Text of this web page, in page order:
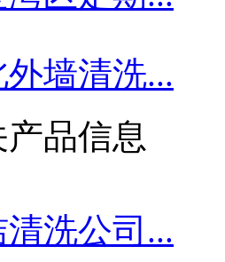
墙清洗...
品信息
洗公司...